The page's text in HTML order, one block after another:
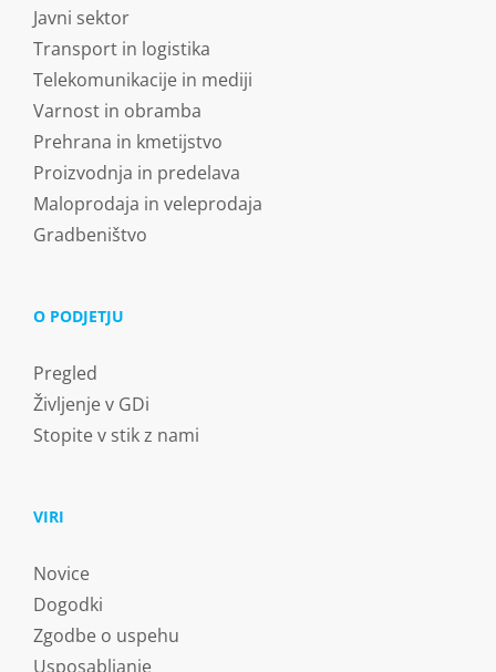
Javni sektor
Transport in logistika
Telekomunikacije in mediji
Varnost in obramba
Prehrana in kmetijstvo
Proizvodnja in predelava
Maloprodaja in veleprodaja
Gradbeništvo
O PODJETJU
Pregled
Življenje v GDi
Stopite v stik z nami
VIRI
Novice
Dogodki
Zgodbe o uspehu
Usposabljanje